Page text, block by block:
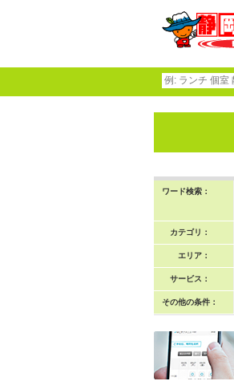
ワード検索：
カテゴリ：
エリア：
サービス：
その他の条件：